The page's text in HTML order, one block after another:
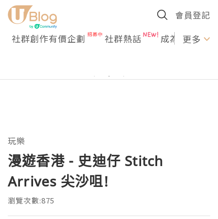
會員登記
社群創作有價企劃 社群熱話 成為U更多
玩樂
漫遊香港 - 史迪仔 Stitch
Arrives 尖沙咀!
瀏覽次數:875